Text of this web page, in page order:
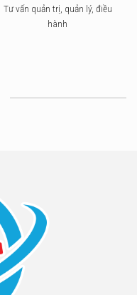
Tư vấn quản trị, quản lý, điều
hành